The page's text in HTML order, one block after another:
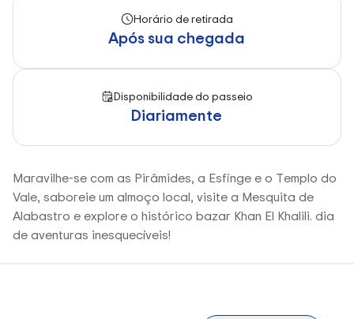
Horário de retirada
Após sua chegada
Disponibilidade do passeio
Diariamente
Maravilhe-se com as Pirâmides, a Esfinge e o Templo do
Vale, saboreie um almoço local, visite a Mesquita de
Alabastro e explore o histórico bazar Khan El Khalili. dia
de aventuras inesquecíveis!